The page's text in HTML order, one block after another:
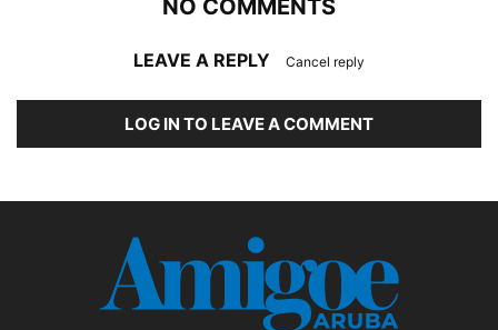
NO COMMENTS
LEAVE A REPLY Cancel reply
LOG IN TO LEAVE A COMMENT